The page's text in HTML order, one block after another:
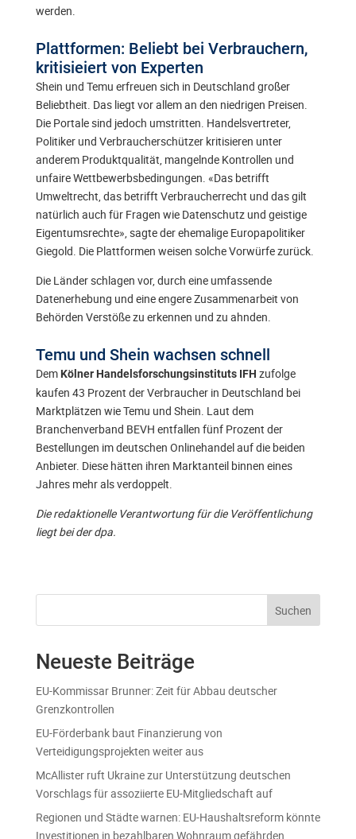
werden.
Plattformen: Beliebt bei Verbrauchern,
kritisieiert von Experten
Shein und Temu erfreuen sich in Deutschland großer
Beliebtheit. Das liegt vor allem an den niedrigen Preisen.
Die Portale sind jedoch umstritten. Handelsvertreter,
Politiker und Verbraucherschützer kritisieren unter
anderem Produktqualität, mangelnde Kontrollen und
unfaire Wettbewerbsbedingungen. «Das betrifft
Umweltrecht, das betrifft Verbraucherrecht und das gilt
natürlich auch für Fragen wie Datenschutz und geistige
Eigentumsrechte», sagte der ehemalige Europapolitiker
Giegold. Die Plattformen weisen solche Vorwürfe zurück.
Die Länder schlagen vor, durch eine umfassende
Datenerhebung und eine engere Zusammenarbeit von
Behörden Verstöße zu erkennen und zu ahnden.
Temu und Shein wachsen schnell
Dem Kölner Handelsforschungsinstituts IFH zufolge
kaufen 43 Prozent der Verbraucher in Deutschland bei
Marktplätzen wie Temu und Shein. Laut dem
Branchenverband BEVH entfallen fünf Prozent der
Bestellungen im deutschen Onlinehandel auf die beiden
Anbieter. Diese hätten ihren Marktanteil binnen eines
Jahres mehr als verdoppelt.
Die redaktionelle Verantwortung für die Veröffentlichung
liegt bei der dpa.
Suchen
Neueste Beiträge
EU-Kommissar Brunner: Zeit für Abbau deutscher
Grenzkontrollen
EU-Förderbank baut Finanzierung von
Verteidigungsprojekten weiter aus
McAllister ruft Ukraine zur Unterstützung deutschen
Vorschlags für assoziierte EU-Mitgliedschaft auf
Regionen und Städte warnen: EU-Haushaltsreform könnte
Investitionen in bezahlbaren Wohnraum gefährden